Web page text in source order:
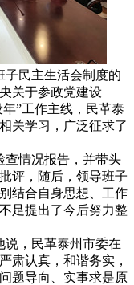
民主生活会制度的
关于参政党建设
”工作主线，民革泰
关学习，广泛征求了
情况报告，并带头
评，随后，领导班子
结合自身思想、工作
足提出了今后努力整
，民革泰州市委在
肃认真，和谐务实，
题导向、实事求是原